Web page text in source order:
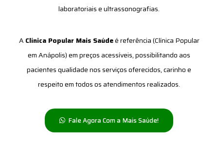
laboratoriais e ultrassonografias.
A Clínica Popular Mais Saúdeé referência (Clínica Popular
em Anápolis) em preços acessíveis, possibilitando aos
pacientes qualidade nos serviços oferecidos, carinho e
respeito em todos os atendimentos realizados.
Fale Agora Com a Mais Saúde!